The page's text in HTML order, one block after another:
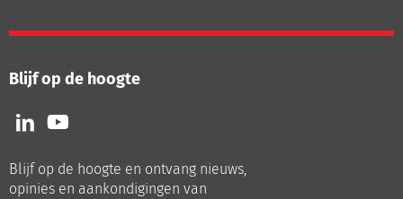
Blijf op de hoogte
Volg
ons
LinkedIn
Volg
ons
Youtube
Blijf op de hoogte en ontvang nieuws,
opinies en aankondigingen van